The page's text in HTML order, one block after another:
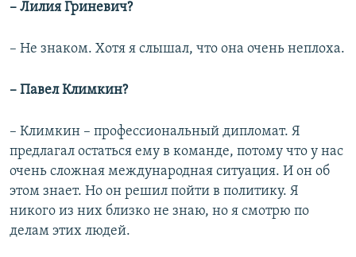
– Лилия Гриневич?
– Не знаком. Хотя я слышал, что она очень неплоха.
– Павел Климкин?
– Климкин – профессиональный дипломат. Я
предлагал остаться ему в команде, потому что у нас
очень сложная международная ситуация. И он об
этом знает. Но он решил пойти в политику. Я
никого из них близко не знаю, но я смотрю по
делам этих людей.